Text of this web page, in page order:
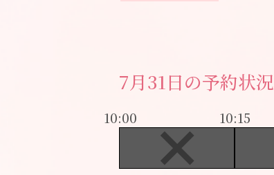
7月31日の予約状況
10:00 10:15